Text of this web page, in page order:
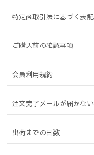
特定商取引法に基づく表記
ご購入前の確認事項
会員利用規約
注文完了メールが届かない
出荷までの日数